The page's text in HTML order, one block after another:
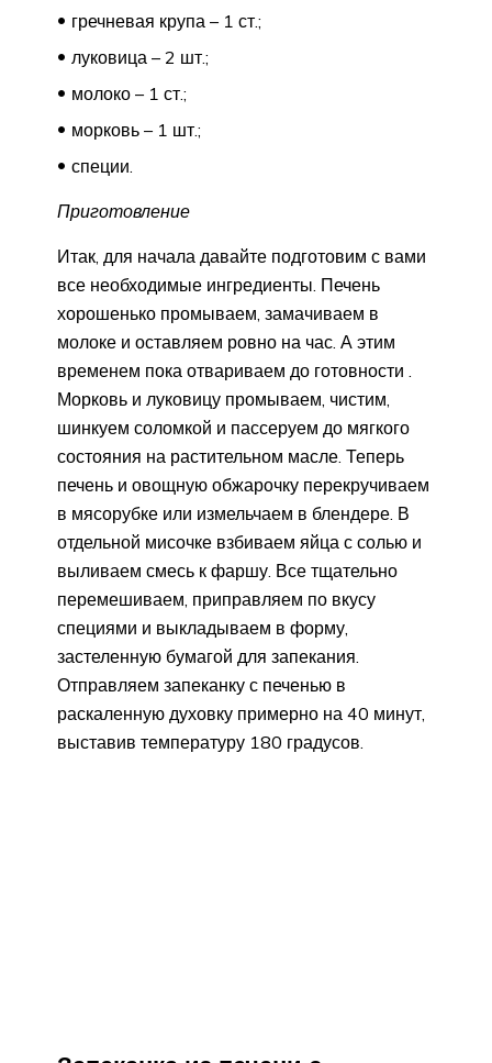
гречневая крупа – 1 ст.;
луковица – 2 шт.;
молоко – 1 ст.;
морковь – 1 шт.;
специи.
Приготовление
Итак, для начала давайте подготовим с вами
все необходимые ингредиенты. Печень
хорошенько промываем, замачиваем в
молоке и оставляем ровно на час. А этим
временем пока отвариваем до готовности .
Морковь и луковицу промываем, чистим,
шинкуем соломкой и пассеруем до мягкого
состояния на растительном масле. Теперь
печень и овощную обжарочку перекручиваем
в мясорубке или измельчаем в блендере. В
отдельной мисочке взбиваем яйца с солью и
выливаем смесь к фаршу. Все тщательно
перемешиваем, приправляем по вкусу
специями и выкладываем в форму,
застеленную бумагой для запекания.
Отправляем запеканку с печенью в
раскаленную духовку примерно на 40 минут,
выставив температуру 180 градусов.